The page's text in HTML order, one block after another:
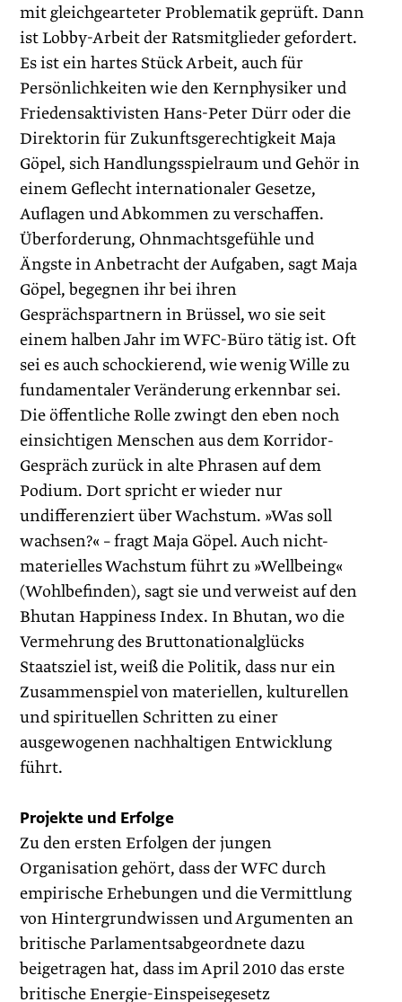
mit gleichgearteter Problematik geprüft. Dann
ist Lobby-Arbeit der Ratsmitglieder gefordert.
Es ist ein hartes Stück Arbeit, auch für
Persönlichkeiten wie den Kernphysiker und
Friedensaktivisten Hans-Peter Dürr oder die
Direktorin für Zukunftsgerechtigkeit Maja
Göpel, sich Handlungsspielraum und Gehör in
einem Geflecht internationaler Gesetze,
Auflagen und Abkommen zu verschaffen.
Überforderung, Ohnmachtsgefühle und
Ängste in Anbetracht der Aufgaben, sagt Maja
Göpel, begegnen ihr bei ihren
Gesprächspartnern in Brüssel, wo sie seit
einem halben Jahr im WFC-Büro tätig ist. Oft
sei es auch schockierend, wie wenig Wille zu
fundamentaler Veränderung erkennbar sei.
Die öffentliche Rolle zwingt den eben noch
einsichtigen Menschen aus dem Korridor-
Gespräch zurück in alte Phrasen auf dem
Podium. Dort spricht er wieder nur
undifferenziert über Wachstum. »Was soll
wachsen?« – fragt Maja Göpel. Auch nicht-
materielles Wachstum führt zu »Wellbeing«
(Wohlbefinden), sagt sie und verweist auf den
Bhutan Happiness Index. In Bhutan, wo die
Vermehrung des Bruttonationalglücks
Staatsziel ist, weiß die Politik, dass nur ein
Zusammenspiel von materiellen, kulturellen
und spirituellen Schritten zu einer
ausgewogenen nachhaltigen Entwicklung
führt.
Projekte und Erfolge
Zu den ersten Erfolgen der jungen
Organisation gehört, dass der WFC durch
empirische Erhebungen und die Vermittlung
von Hintergrundwissen und Argumenten an
britische Parlamentsabgeordnete dazu
beigetragen hat, dass im April 2010 das erste
britische Energie-Einspeisegesetz